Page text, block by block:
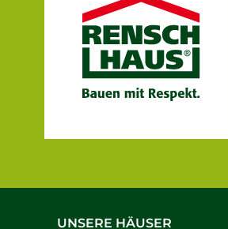
UNSERE HÄUSER